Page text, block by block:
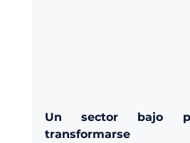
Un sector bajo
transformarse